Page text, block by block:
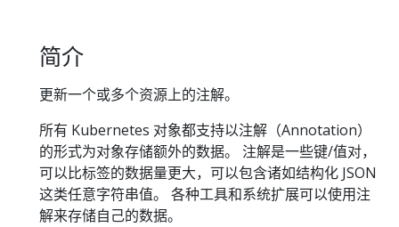
简介
更新一个或多个资源上的注解。
所有 Kubernetes 对象都支持以注解（Annotation）
的形式为对象存储额外的数据。 注解是一些键/值对，
可以比标签的数据量更大，可以包含诸如结构化 JSON
这类任意字符串值。 各种工具和系统扩展可以使用注
解来存储自己的数据。